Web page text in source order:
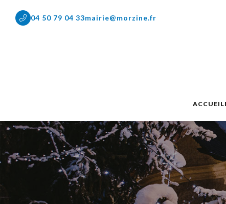
04 50 79 04 33mairie@morzine.fr
ACCUEIL